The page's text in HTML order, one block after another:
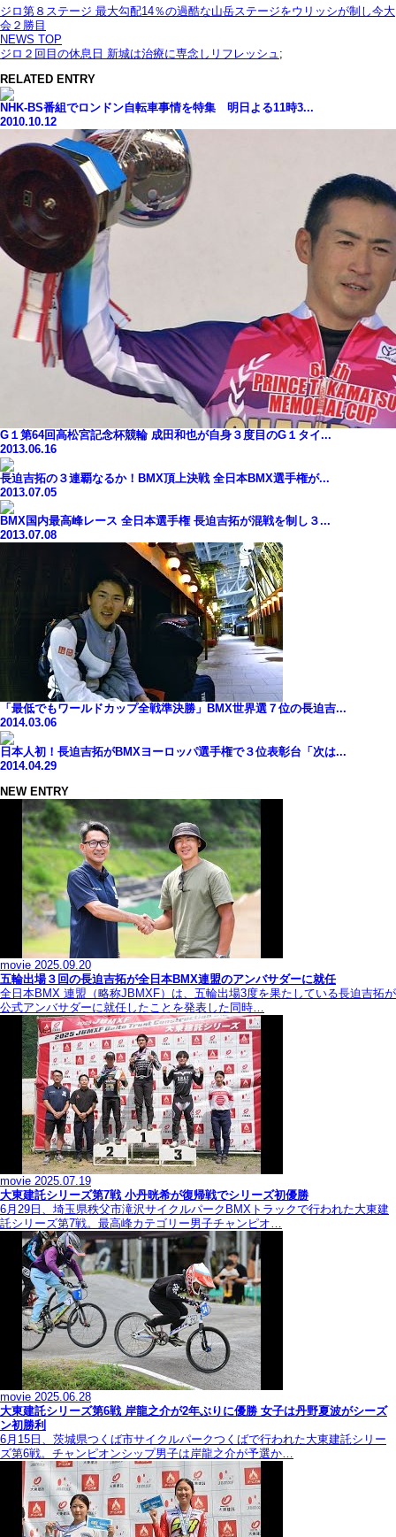
ジロ第８ステージ 最大勾配14％の過酷な山岳ステージをウリッシが制し今大
会２勝目
NEWS TOP
ジロ２回目の休息日 新城は治療に専念しリフレッシュ ;
RELATED ENTRY
NHK-BS番組でロンドン自転車事情を特集 明日よる11時3...
2010.10.12
G１第64回高松宮記念杯競輪 成田和也が自身３度目のG１タイ...
2013.06.16
長迫吉拓の３連覇なるか！BMX頂上決戦 全日本BMX選手権が...
2013.07.05
BMX国内最高峰レース 全日本選手権 長迫吉拓が混戦を制し３...
2013.07.08
「最低でもワールドカップ全戦準決勝」BMX世界選７位の長迫吉...
2014.03.06
日本人初！長迫吉拓がBMXヨーロッパ選手権で３位表彰台「次は...
2014.04.29
NEW ENTRY
movie 2025.09.20
五輪出場３回の長迫吉拓が全日本BMX連盟のアンバサダーに就任
全日本BMX 連盟（略称JBMXF）は、五輪出場3度を果たしている長迫吉拓が
公式アンバサダーに就任したことを発表した同時…
movie 2025.07.19
大東建託シリーズ第7戦 ⼩丹晄希が復帰戦でシリーズ初優勝
6月29日、埼玉県秩父市滝沢サイクルパークBMXトラックで行われた大東建
託シリーズ第7戦。最高峰カテゴリー男子チャンピオ…
movie 2025.06.28
大東建託シリーズ第6戦 岸龍之介が2年ぶりに優勝 女子は丹野夏波がシーズ
ン初勝利
6月15日、茨城県つくば市サイクルパークつくばで行われた大東建託シリー
ズ第6戦。チャンピオンシップ男子は岸龍之介が予選か…